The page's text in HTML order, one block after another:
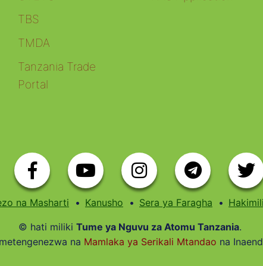
TBS
TMDA
Tanzania Trade
Portal
na Masharti Kanusho Sera ya Faragha
© hati miliki Tume ya Nguvu za Atomu Tanzania.
na Mamlaka ya Serikali Mtandao na